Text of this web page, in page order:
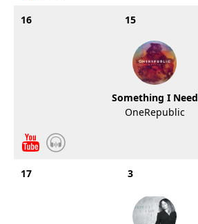
16 15
Something I Need
OneRepublic
17 3